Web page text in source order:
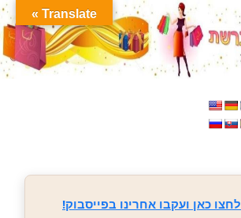
לחצו כאן ועקבו אחרינו בפייסבוק!
Translate »